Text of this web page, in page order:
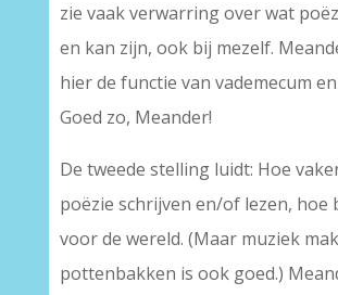
zie vaak verwarring over wat
en kan zijn, ook bij mezelf.
hier de functie van vademecum
Goed zo, Meander!
De tweede stelling luidt: Hoe
poëzie schrijven en/of lezen, hoe
voor de wereld. (Maar muziek
pottenbakken is ook goed.)